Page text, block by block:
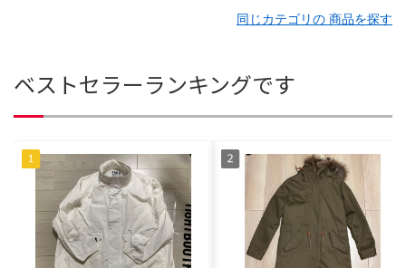
同じカテゴリの 商品を探す
ベストセラーランキングです